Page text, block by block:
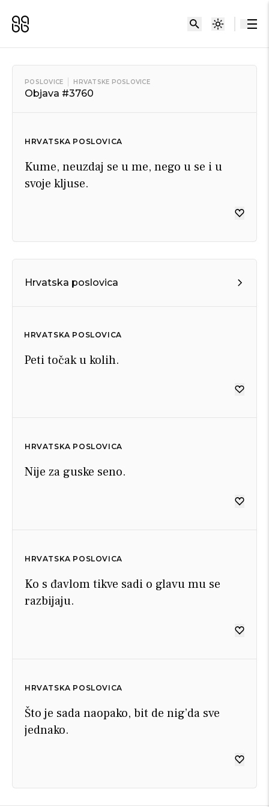
POSLOVICE HRVATSKE POSLOVICE
Objava #3760
HRVATSKA POSLOVICA
Kume, neuzdaj se u me, nego u se i u
svoje kljuse.
Hrvatska poslovica
HRVATSKA POSLOVICA
Peti točak u kolih.
HRVATSKA POSLOVICA
Nije za guske seno.
HRVATSKA POSLOVICA
Ko s đavlom tikve sadi o glavu mu se
razbijaju.
HRVATSKA POSLOVICA
Što je sada naopako, bit de nig’da sve
jednako.